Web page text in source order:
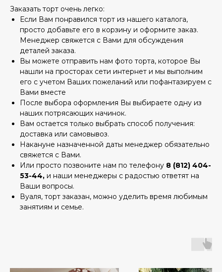
Заказать торт очень легко:
Если Вам понравился торт из нашего каталога,
просто добавьте его в корзину и оформите заказ.
Менеджер свяжется с Вами для обсуждения
деталей заказа.
Вы можете отправить нам фото торта, которое Вы
нашли на просторах сети интернет и мы выполним
его с учетом Ваших пожеланий или пофантазируем с
Вами вместе
После выбора оформления Вы выбираете одну из
наших потрясающих начинок.
Вам остается только выбрать способ получения:
доставка или самовывоз.
Накануне назначенной даты менеджер обязательно
свяжется с Вами.
Или просто позвоните нам по телефону 8 (812) 404-
53-44, и наши менеджеры с радостью ответят на
Ваши вопросы.
Вуаля, торт заказан, можно уделить время любимым
занятиям и семье.